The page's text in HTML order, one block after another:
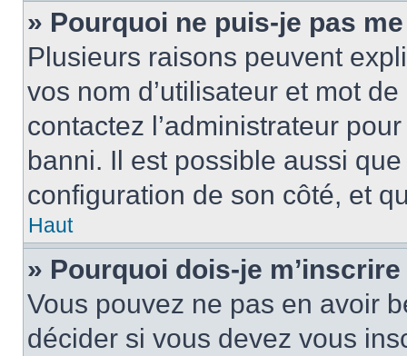
» Pourquoi ne puis-je pas
Plusieurs raisons peuvent
vos nom d’utilisateur et mot
contactez l’administrateur
banni. Il est possible aussi
configuration de son côté, et
Haut
» Pourquoi dois-je
Vous pouvez ne pas en avoir
décider si vous devez vous